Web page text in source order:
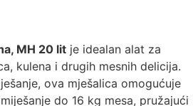
MH 20 lit je idealan alat za
kulena i drugih mesnih delicija.
ova mješalica omogućuje
do 16 kg mesa, pružajući